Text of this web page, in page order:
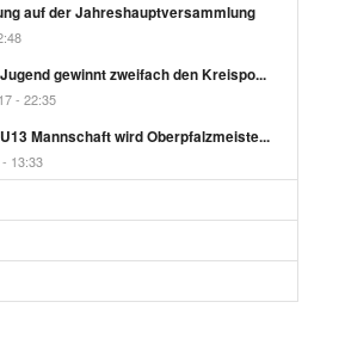
auf der Jahreshauptversammlung
gewinnt zweifach den Kreispo...
- 22:35
Mannschaft wird Oberpfalzmeiste...
13:33